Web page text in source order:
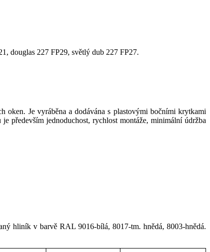
douglas 227 FP29, světlý dub 227 FP27.
Je vyráběna a dodávána s plastovými bočními krytkami
především jednoduchost, rychlost montáže, minimální údržba
hliník v barvě RAL 9016-bílá, 8017-tm. hnědá, 8003-hnědá.